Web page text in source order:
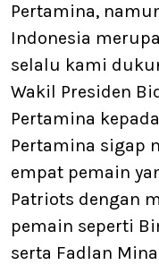
Pertamina,
Indonesia
selalu kami
Wakil Presiden
Pertamina
Pertamina sigap
empat pemain
Patriots dengan
pemain seperti
serta Fadlan